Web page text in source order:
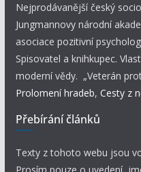
Nejprodávanější český
Jungmannovy národní
asociace pozitivní
Spisovatel a knihkupec.
moderní vědy. „Veterán
Prolomení hradeb, Cesty z
Přebírání článků
Texty z tohoto webu jsou